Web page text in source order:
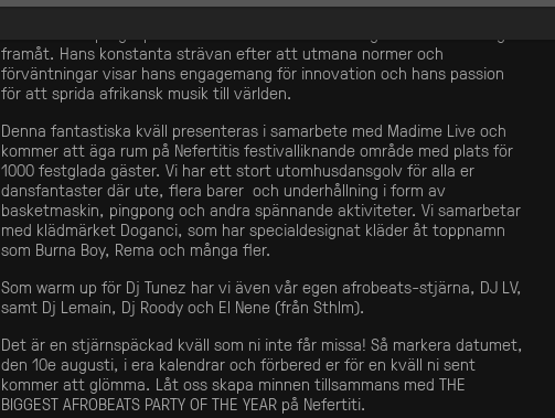
Med över ett decenniums erfarenhet i branschen, fortsätter DJ Tunez
att sätta sin prägel på Afrobeats-scenen och driva genrens utveckling
framåt. Hans konstanta strävan efter att utmana normer och
förväntningar visar hans engagemang för innovation och hans passion
för att sprida afrikansk musik till världen.
Denna fantastiska kväll presenteras i samarbete med Madime Live och
kommer att äga rum på Nefertitis festivalliknande område med plats för
1000 festglada gäster. Vi har ett stort utomhusdansgolv för alla er
dansfantaster där ute, flera barer och underhållning i form av
basketmaskin, pingpong och andra spännande aktiviteter. Vi samarbetar
med klädmärket Doganci, som har specialdesignat kläder åt toppnamn
som Burna Boy, Rema och många fler.
Som warm up för Dj Tunez har vi även vår egen afrobeats-stjärna, DJ LV,
samt Dj Lemain, Dj Roody och El Nene (från Sthlm).
Det är en stjärnspäckad kväll som ni inte får missa! Så markera datumet,
den 10e augusti, i era kalendrar och förbered er för en kväll ni sent
kommer att glömma. Låt oss skapa minnen tillsammans med THE
BIGGEST AFROBEATS PARTY OF THE YEAR på Nefertiti.